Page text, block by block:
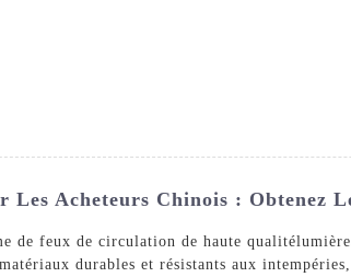
Acheteurs Chinois : Obtenez
de feux de circulation de haute qualité
durables et résistants aux